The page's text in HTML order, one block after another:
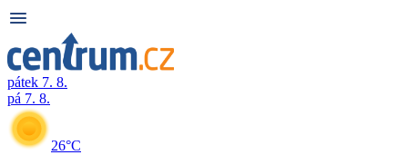
pátek 7. 8.
pá 7. 8.
26°C